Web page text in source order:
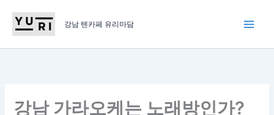
로
강남 텐카페 유리마담
강남 가라오케는 노래방인가?